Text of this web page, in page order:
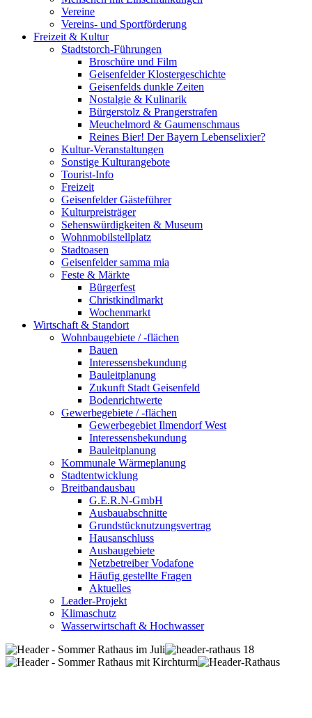
Vereine
Vereins- und Sportförderung
Freizeit & Kultur
Stadtstorch-Führungen
Broschüre und Film
Geisenfelder Klostergeschichte
Geisenfelds dunkle Zeiten
Nostalgie & Kulinarik
Bürgerstolz & Prangerstrafen
Meuchelmord & Gaumenschmaus
Reines Bier! Der Bayern Lebenselixier?
Kultur-Veranstaltungen
Sonstige Kulturangebote
Tourist-Info
Freizeit
Geisenfelder Gästeführer
Kulturpreisträger
Sehenswürdigkeiten & Museum
Wohnmobilstellplatz
Stadtoasen
Geisenfelder samma mia
Feste & Märkte
Bürgerfest
Christkindlmarkt
Wochenmarkt
Wirtschaft & Standort
Wohnbaugebiete / -flächen
Bauen
Interessensbekundung
Bauleitplanung
Zukunft Stadt Geisenfeld
Bodenrichtwerte
Gewerbegebiete / -flächen
Gewerbegebiet Ilmendorf West
Interessensbekundung
Bauleitplanung
Kommunale Wärmeplanung
Stadtentwicklung
Breitbandausbau
G.E.R.N-GmbH
Ausbauabschnitte
Grundstücknutzungsvertrag
Hausanschluss
Ausbaugebiete
Netzbetreiber Vodafone
Häufig gestellte Fragen
Aktuelles
Leader-Projekt
Klimaschutz
Wasserwirtschaft & Hochwasser